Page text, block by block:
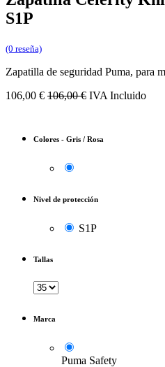
S1P
(0 reseña)
Zapatilla de seguridad Puma, para
106,00 € 106,00€ IVA Incluido
Colores - Gris / Rosa
Nivel de protección
S1P
Tallas
Marca
Puma Safety